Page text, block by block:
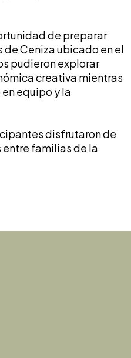
de preparar
de Ceniza ubicado en el
pudieron explorar
creativa mientras
equipo y la
disfrutaron de
familias de la